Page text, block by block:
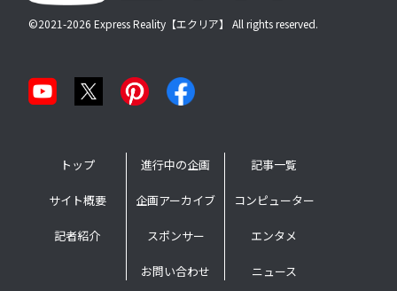
©2021-2026 Express Reality【エクリア】 All rights reserved.
トップ
サイト概要
記者紹介
進行中の企画
企画アーカイブ
スポンサー
お問い合わせ
記事一覧
コンピューター
エンタメ
ニュース